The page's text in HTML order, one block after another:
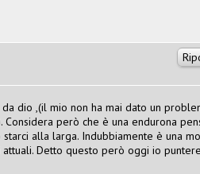
dio ,(il mio non ha mai dato un
però che è una endurona
alla larga. Indubbiamente è una
Detto questo però oggi io